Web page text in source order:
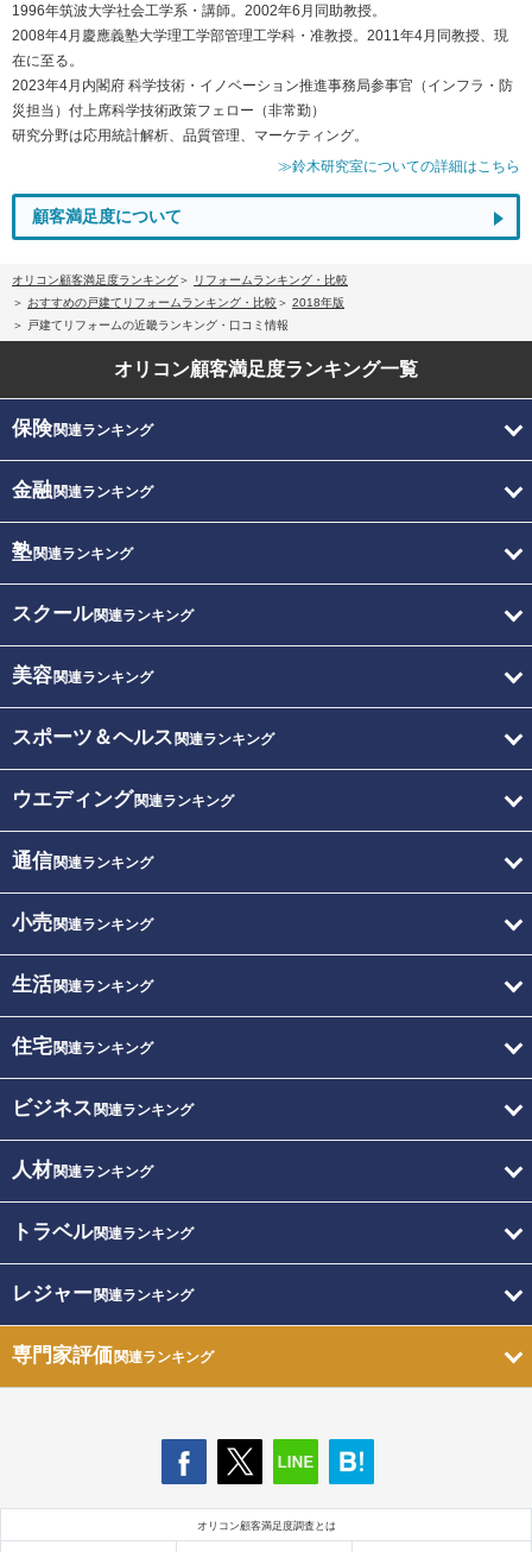
1996年筑波大学社会工学系・講師。2002年6月同助教授。
2008年4月慶應義塾大学理工学部管理工学科・准教授。2011年4月同教授、現
在に至る。
2023年4月内閣府 科学技術・イノベーション推進事務局参事官（インフラ・防
災担当）付上席科学技術政策フェロー（非常勤）
研究分野は応用統計解析、品質管理、マーケティング。
≫鈴木研究室についての詳細はこちら
顧客満足度について
オリコン顧客満足度ランキング
リフォームランキング・比較
おすすめの戸建てリフォームランキング・比較
2018年版
戸建てリフォームの近畿ランキング・口コミ情報
オリコン顧客満足度ランキング一覧
保険関連ランキング
金融関連ランキング
塾関連ランキング
スクール関連ランキング
美容関連ランキング
スポーツ＆ヘルス 関連ランキング
ウエディング関連ランキング
通信関連ランキング
小売関連ランキング
生活関連ランキング
住宅関連ランキング
ビジネス 関連ランキング
人材関連ランキング
トラベル関連ランキング
レジャー関連ランキング
専門家評価関連ランキング
オリコン顧客満足度調査とは